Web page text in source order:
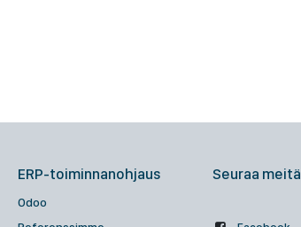
ERP-toiminnanohjaus
Odoo
Seuraa meitä